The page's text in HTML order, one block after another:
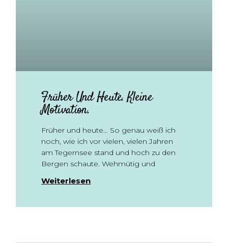
Früher Und Heute. Kleine
Motivation.
Früher und heute… So genau weiß ich
noch, wie ich vor vielen, vielen Jahren
am Tegernsee stand und hoch zu den
Bergen schaute. Wehmütig und
Weiterlesen